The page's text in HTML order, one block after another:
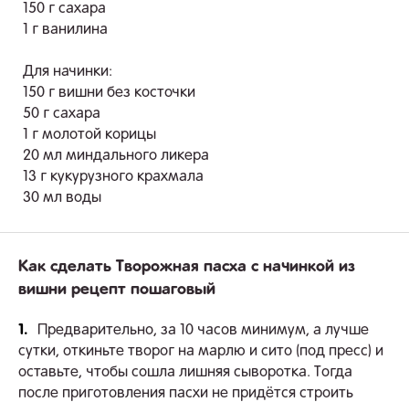
150 г сахара
1 г ванилина
Для начинки:
150 г вишни без косточки
50 г сахара
1 г молотой корицы
20 мл миндального ликера
13 г кукурузного крахмала
30 мл воды
Как сделать Творожная пасха с начинкой из
вишни рецепт пошаговый
1.
Предварительно, за 10 часов минимум, а лучше
сутки, откиньте творог на марлю и сито (под пресс) и
оставьте, чтобы сошла лишняя сыворотка. Тогда
после приготовления пасхи не придётся строить